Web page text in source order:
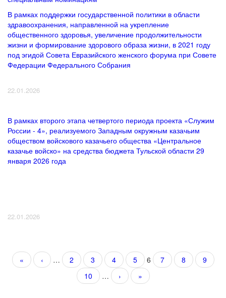
В рамках поддержки государственной политики в области
здравоохранения, направленной на укрепление
общественного здоровья, увеличение продолжительности
жизни и формирование здорового образа жизни, в 2021 году
под эгидой Совета Евразийского женского форума при Совете
Федерации Федерального Собрания
22.01.2026
В рамках второго этапа четвертого периода проекта «Служим
России - 4», реализуемого Западным окружным казачьим
обществом войскового казачьего общества «Центральное
казачье войско» на средства бюджета Тульской области 29
января 2026 года
22.01.2026
Страницы
« ‹ … 2 3 4 5 6 7 8
9
10
… › »